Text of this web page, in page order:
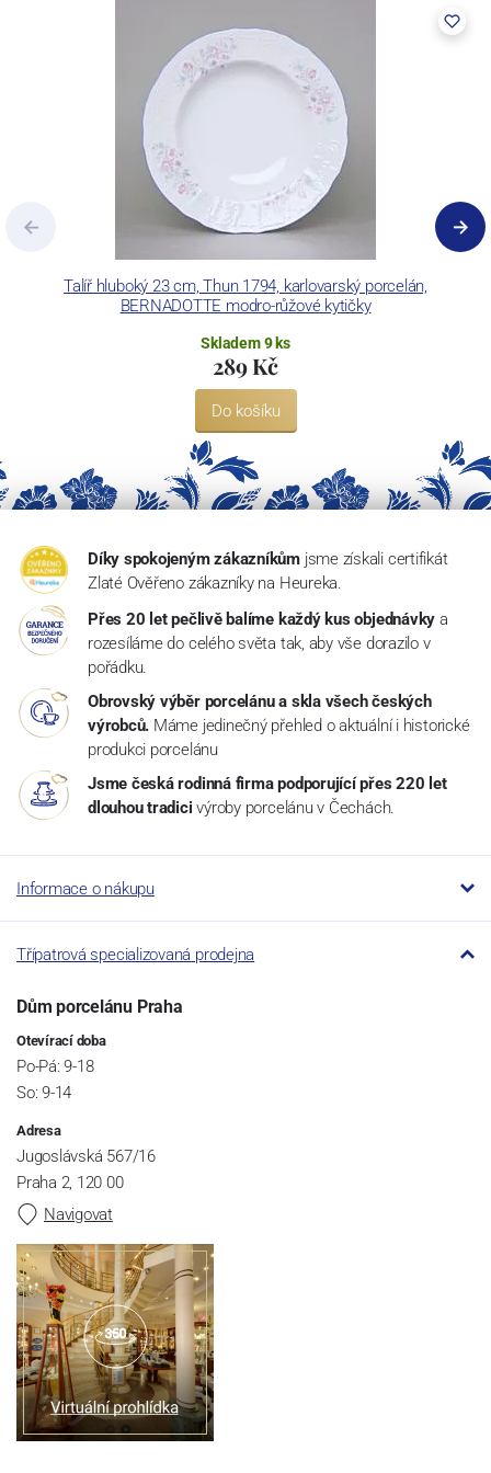
pecemi a vtavnou dekorační pecí. Závod je schopen dekorovat své
výrobky pomocí klasických dekoračních technik.
Concordia Lesov používá ochrannou známku LC a Thun Hotel &
Talíř hluboký 23 cm, Thun 1794, karlovarský porcelán,
BERNADOTTE modro-růžové kytičky
Skladem 9 ks
289 Kč
Do košíku
Díky spokojeným zákazníkům jsme získali certifikát
Zlaté Ověřeno zákazníky na Heureka.
Přes 20 let pečlivě balíme každý kus objednávky a
rozesíláme do celého světa tak, aby vše dorazilo v
pořádku.
Obrovský výběr porcelánu a skla všech českých
výrobců. Máme jedinečný přehled o aktuální i historické
produkci porcelánu
Jsme česká rodinná firma podporující přes 220 let
dlouhou tradici výroby porcelánu v Čechách.
Informace o nákupu
Třípatrová specializovaná prodejna
Dům porcelánu Praha
Otevírací doba
Po-Pá: 9-18
So: 9-14
Adresa
Jugoslávská 567/16
Praha 2, 120 00
Navigovat